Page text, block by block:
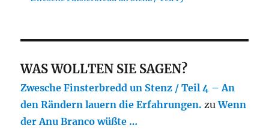
WAS WOLLTEN SIE SAGEN?
Zwesche Finsterbredd un Stenz / Teil 4 – An
den Rändern lauern die Erfahrungen. zuWenn
der Anu Branco wüßte …